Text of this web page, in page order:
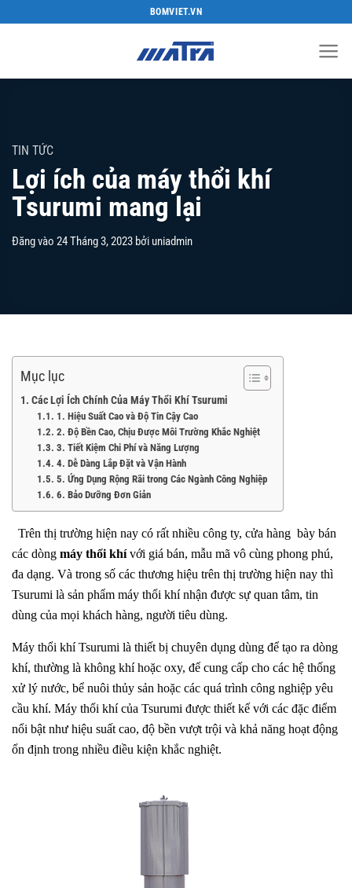
qua
BOMVIET.VN
TIN TỨC
Lợi ích của máy thổi khí
Tsurumi mang lại
Đăng vào 24 Tháng 3, 2023 bởi uniadmin
Mục lục
Các Lợi Ích Chính Của Máy Thổi Khí Tsurumi
1. Hiệu Suất Cao và Độ Tin Cậy Cao
2. Độ Bền Cao, Chịu Được Môi Trường Khắc Nghiệt
3. Tiết Kiệm Chi Phí và Năng Lượng
4. Dễ Dàng Lắp Đặt và Vận Hành
5. Ứng Dụng Rộng Rãi trong Các Ngành Công Nghiệp
6. Bảo Dưỡng Đơn Giản
Trên thị trường hiện nay có rất nhiều công ty, cửa hàng bày bán
các dòng máy thổi khívới giá bán, mẫu mã vô cùng phong phú,
đa dạng. Và trong số các thương hiệu trên thị trường hiện nay thì
Tsurumi là sản phẩm máy thổi khí nhận được sự quan tâm, tin
dùng của mọi khách hàng, người tiêu dùng.
Máy thổi khí Tsurumi là thiết bị chuyên dụng dùng để tạo ra dòng
khí, thường là không khí hoặc oxy, để cung cấp cho các hệ thống
xử lý nước, bể nuôi thủy sản hoặc các quá trình công nghiệp yêu
cầu khí. Máy thổi khí của Tsurumi được thiết kế với các đặc điểm
nổi bật như hiệu suất cao, độ bền vượt trội và khả năng hoạt động
ổn định trong nhiều điều kiện khắc nghiệt.